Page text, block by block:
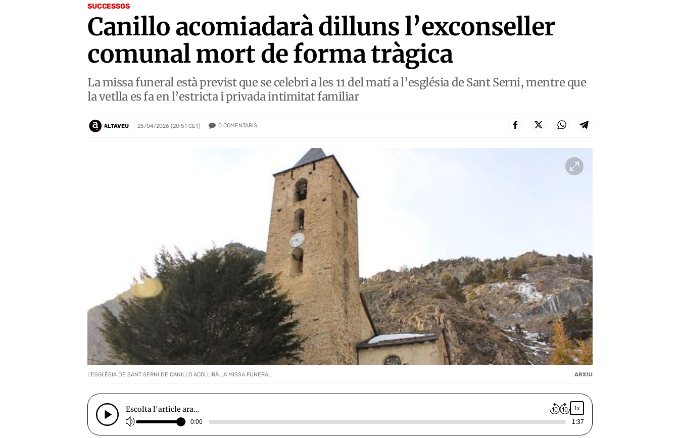
SUCCESSOS
Canillo acomiadarà dilluns l’exconseller
comunal mort de forma tràgica
La missa funeral està previst que se celebri a les 11 del matí a l’església de Sant Serni, mentre que
la vetlla es fa en l’estricta i privada intimitat familiar
ALTAVEU 25/04/2026 (20:51 CET) 0 COMENTARIS
L'ESGLÉSIA DE SANT SERNI DE CANILLO ACOLLIRÀ LA MISSA FUNERAL. ARXIU
Escolta l'article ara… 1x
0:00 1:37